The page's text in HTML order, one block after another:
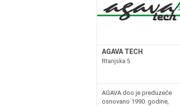
AGAVA TECH
Rtanjska 5
AGAVA doo je preduzeće
osnovano 1990. godine,